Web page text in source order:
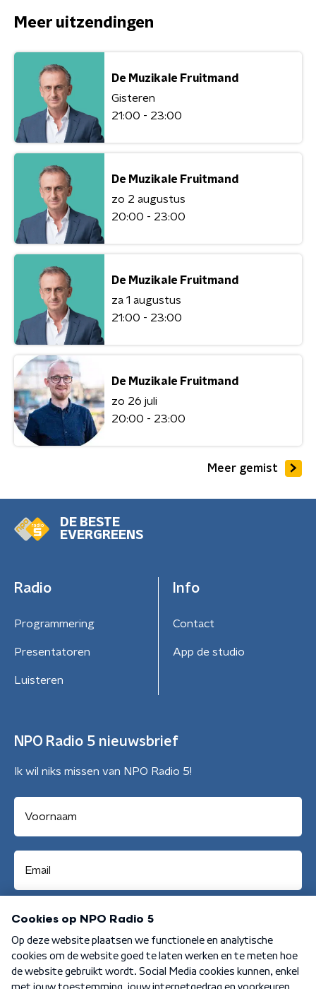
Meer uitzendingen
De Muzikale Fruitmand
Gisteren
21:00 - 23:00
De Muzikale Fruitmand
zo 2 augustus
20:00 - 23:00
De Muzikale Fruitmand
za 1 augustus
21:00 - 23:00
De Muzikale Fruitmand
zo 26 juli
20:00 - 23:00
Meer gemist
DE BESTE
EVERGREENS
Radio
Programmering
Presentatoren
Luisteren
Info
Contact
App de studio
NPO Radio 5 nieuwsbrief
Ik wil niks missen van NPO Radio 5!
Aanmelden
Algemene voorwaarden